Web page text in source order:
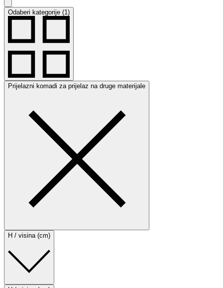
Odaberi kategorije (1)
Prijelazni komadi za prijelaz na druge materijale
H / visina (cm)